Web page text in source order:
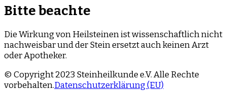
Bitte beachte
Die Wirkung von Heilsteinen ist wissenschaftlich nicht
nachweisbar und der Stein ersetzt auch keinen Arzt
oder Apotheker.
© Copyright 2023 Steinheilkunde e.V. Alle Rechte
vorbehalten.Datenschutzerklärung (EU)